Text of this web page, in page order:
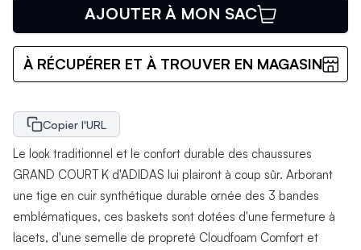
AJOUTER À MON SAC
À RÉCUPÉRER ET À TROUVER EN MAGASIN
Copier l'URL
Le look traditionnel et le confort durable des chaussures
GRAND COURT K d'ADIDAS lui plairont à coup sûr. Arborant
une tige en cuir synthétique durable ornée des 3 bandes
emblématiques, ces baskets sont dotées d'une fermeture à
lacets, d'une semelle de propreté Cloudfoam Comfort et